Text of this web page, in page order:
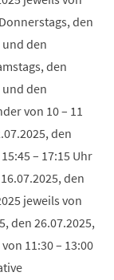
den
und den
den
und den
von 10 – 11
den
– 17:15 Uhr
den
jeweils von
den 26.07.2025,
11:30 – 13:00